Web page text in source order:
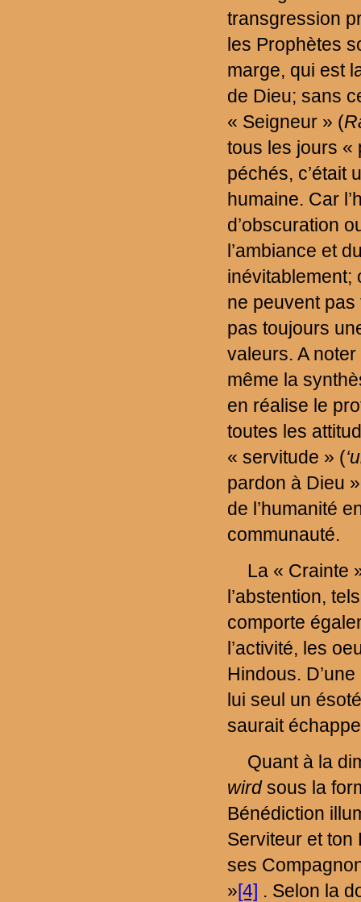
transgression
les Prophètes
marge, qui est
de Dieu; sans
« Seigneur » (
tous les jours
péchés, c’était
humaine. Car
d’obscuration
l’ambiance et
inévitablement;
ne peuvent pas
pas toujours
valeurs. A
même la
en réalise le
toutes les
« servitude » (
pardon à Dieu
de l’humanité
communauté.
La « Crainte
l’abstention,
comporte
l’activité, les
Hindous.
lui seul un
saurait
Quant à la
wirdsous la
Bénédiction
Serviteur et ton
ses
»[4] . Selon la